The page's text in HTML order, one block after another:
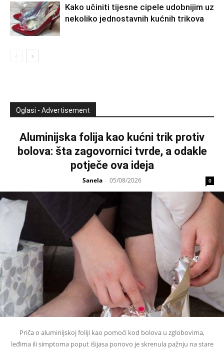
Kako učiniti tijesne cipele udobnijim uz
nekoliko jednostavnih kućnih trikova
Oglasi - Advertisement
Aluminijska folija kao kućni trik protiv
bolova: šta zagovornici tvrde, a odakle
potječe ova ideja
Sanela - 05/08/2026 0
Priča o aluminijskoj foliji kao pomoći kod bolova u zglobovima,
leđima ili simptoma poput išijasa ponovo je skrenula pažnju na stare